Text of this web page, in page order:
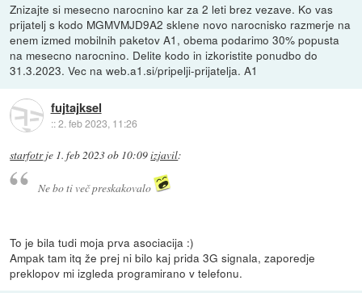
Znizajte si mesecno narocnino kar za 2 leti brez vezave. Ko vas
prijatelj s kodo MGMVMJD9A2 sklene novo narocnisko razmerje na
enem izmed mobilnih paketov A1, obema podarimo 30% popusta
na mesecno narocnino. Delite kodo in izkoristite ponudbo do
31.3.2023. Vec na web.a1.si/pripelji-prijatelja. A1
fujtajksel
::2. feb 2023, 11:26
starfotrje 1. feb 2023 ob 10:09izjavil:
Ne bo ti več preskakovalo
To je bila tudi moja prva asociacija :)
Ampak tam itq že prej ni bilo kaj prida 3G signala, zaporedje
preklopov mi izgleda programirano v telefonu.